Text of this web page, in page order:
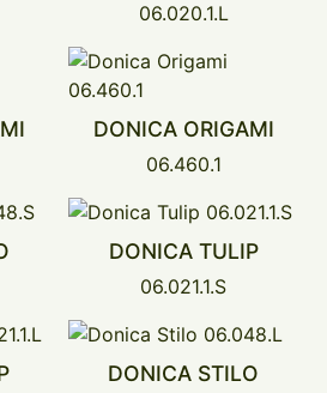
06.020.1.L
DONICA ORIGAMI
06.460.1
DONICA TULIP
06.021.1.S
DONICA STILO